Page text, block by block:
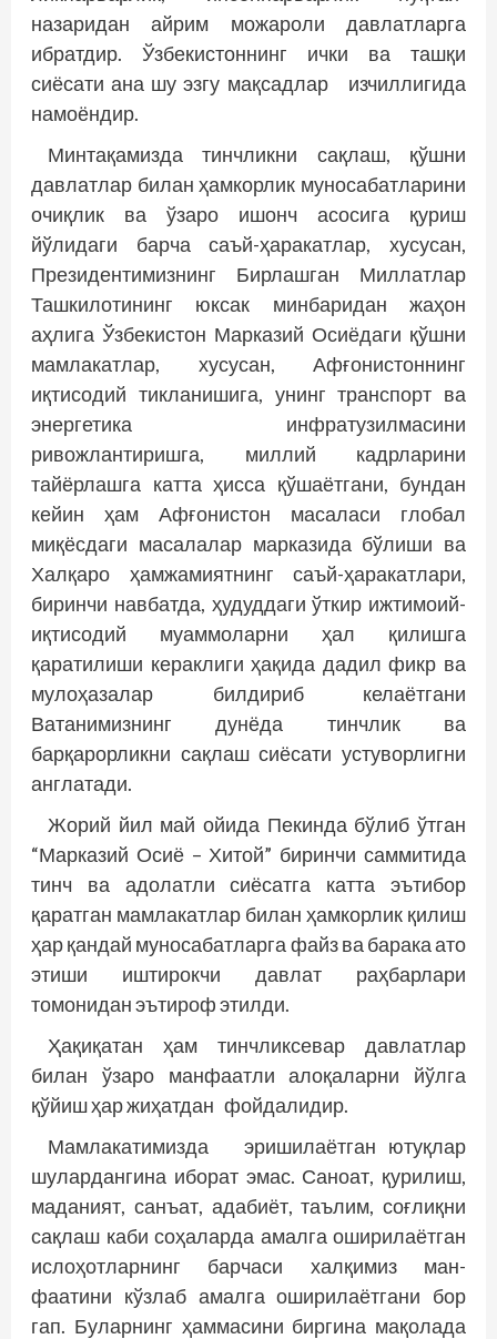
назаридан айрим можароли давлатларга
ибратдир. Ўзбекистоннинг ички ва ташқи
сиёсати ана шу эзгу мақсадлар изчиллигида
намоёндир.
Минтақамизда тинчликни сақлаш, қўшни
давлатлар билан ҳамкорлик муносабатларини
очиқлик ва ўзаро ишонч асосига қуриш
йўлидаги барча саъй-ҳаракатлар, хусусан,
Президентимизнинг Бирлашган Миллатлар
Ташкилотининг юксак минбаридан жаҳон
аҳлига Ўзбекистон Марказий Осиёдаги қўшни
мамлакатлар, хусусан, Афғонистоннинг
иқтисодий тикланишига, унинг транспорт ва
энергетика инфратузилмасини
ривожлантиришга, миллий кадрларини
тайёрлашга катта ҳисса қўшаётгани, бундан
кейин ҳам Афғонистон масаласи глобал
миқёсдаги масалалар марказида бўлиши ва
Халқаро ҳамжамиятнинг саъй-ҳаракатлари,
биринчи навбатда, ҳудуддаги ўткир ижтимоий-
иқтисодий муаммоларни ҳал қилишга
қаратилиши кераклиги ҳақида дадил фикр ва
мулоҳазалар билдириб келаётгани
Ватанимизнинг дунёда тинчлик ва
барқарорликни сақлаш сиёсати устуворлигни
англатади.
Жорий йил май ойида Пекинда бўлиб ўтган
“Марказий Осиё – Хитой” биринчи саммитида
тинч ва адолатли сиёсатга катта эътибор
қаратган мамлакатлар билан ҳамкорлик қилиш
ҳар қандай муносабатларга файз ва барака ато
этиши иштирокчи давлат раҳбарлари
томонидан эътироф этилди.
Ҳақиқатан ҳам тинчликсевар давлатлар
билан ўзаро манфаатли алоқаларни йўлга
қўйиш ҳар жиҳатдан фойдалидир.
Мамлакатимизда эришилаётган ютуқлар
шулардангина иборат эмас. Саноат, қурилиш,
маданият, санъат, адабиёт, таълим, соғлиқни
сақлаш каби соҳаларда амалга оширилаётган
ислоҳотларнинг барчаси халқимиз ман­
фаатини кўзлаб амалга оширилаётгани бор
гап. Буларнинг ҳаммасини биргина мақолада